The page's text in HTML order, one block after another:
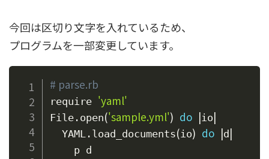
今回は区切り文字を入れているため、
プログラムを一部変更しています。
# parse.rb
require 'yaml'
File.open('sample.yml') do |io|
  YAML.load_documents
(io) do |d |
    p d